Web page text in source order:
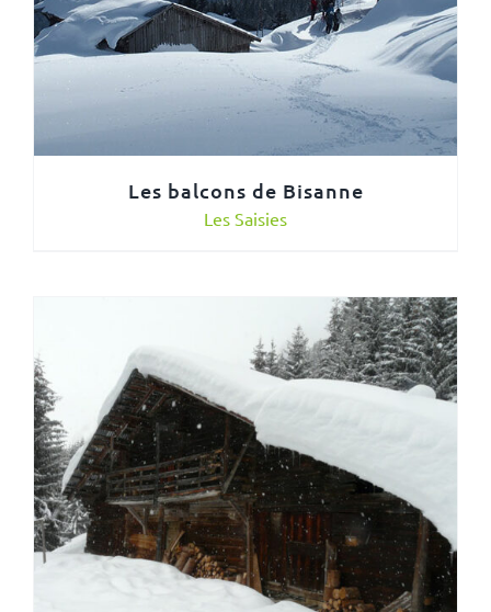
Les balcons de Bisanne
Les Saisies